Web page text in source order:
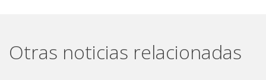
Otras noticias relacionadas